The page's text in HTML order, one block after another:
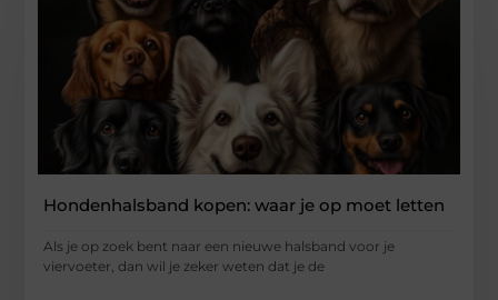
Hondenhalsband kopen: waar je op moet letten
Als je op zoek bent naar een nieuwe halsband voor je
viervoeter, dan wil je zeker weten dat je de